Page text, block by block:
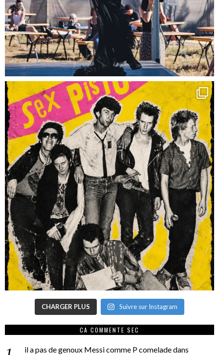
CHARGER PLUS Suivre sur Instagram
CA COMMENTE SEC
il a pas de genoux Messi comme P comeladedans